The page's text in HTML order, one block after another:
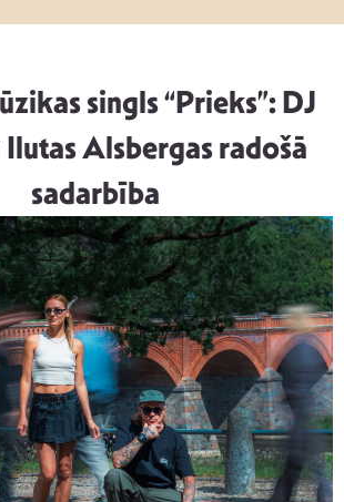
singls “Prieks”: DJ
Alsbergas radošā
sadarbība